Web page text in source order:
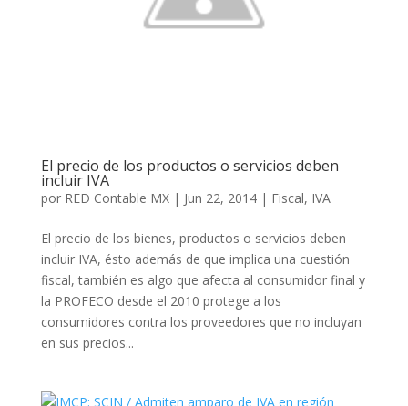
El precio de los productos o servicios deben
incluir IVA
por RED Contable MX| Jun 22, 2014| Fiscal, IVA
El precio de los bienes, productos o servicios deben
incluir IVA, ésto además de que implica una cuestión
fiscal, también es algo que afecta al consumidor final y
la PROFECO desde el 2010 protege a los
consumidores contra los proveedores que no incluyan
en sus precios...